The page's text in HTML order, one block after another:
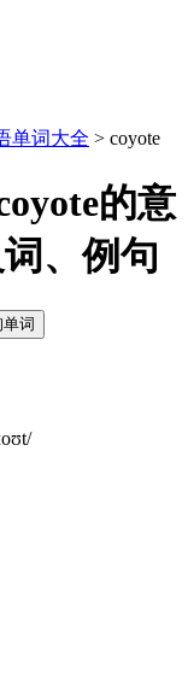
单词大全 > coyote
的意
、例句